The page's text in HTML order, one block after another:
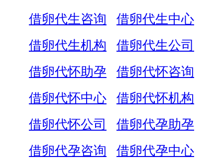
借卵代生咨询
借卵代生中心
借卵代生机构
借卵代生公司
借卵代怀助孕
借卵代怀咨询
借卵代怀中心
借卵代怀机构
借卵代怀公司
借卵代孕助孕
借卵代孕咨询
借卵代孕中心